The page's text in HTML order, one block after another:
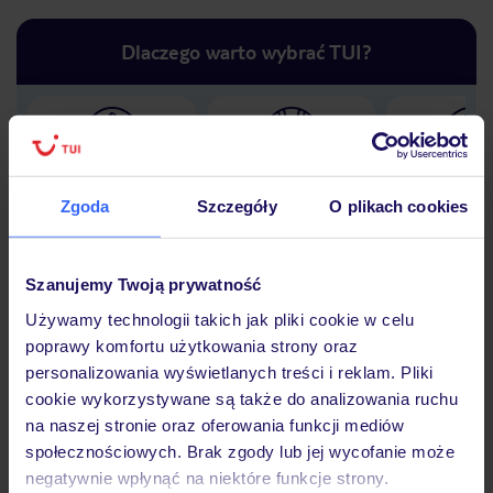
Zgoda Szczegóły O plikach cookies
Szanujemy Twoją prywatność
Używamy technologii takich jak pliki cookie w celu
poprawy komfortu użytkowania strony oraz
personalizowania wyświetlanych treści i reklam. Pliki
cookie wykorzystywane są także do analizowania ruchu
na naszej stronie oraz oferowania funkcji mediów
społecznościowych. Brak zgody lub jej wycofanie może
negatywnie wpłynąć na niektóre funkcje strony.
Dlaczego warto wybrać TUI?
Hotel
Opinie